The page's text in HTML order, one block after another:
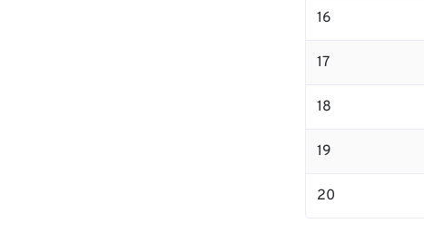
16
17
18
19
20